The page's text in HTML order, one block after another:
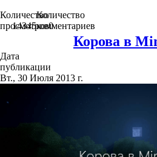
Количество
просмотров
14345
Количество
комментариев
0
Корова в
Дата
публикации
Вт., 30 Июля 2013 г.